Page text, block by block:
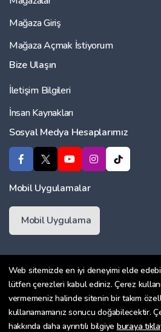
Web sitemizde en iyi deneyimi elde
lütfen çerezleri kabul ediniz. Çerez
vermemeniz halinde sitenin bir takım
kullanamamanız sonucu doğabilecektir.
hakkında daha ayrıntılı bilgiye buraya
Mağaza Giriş
Mağaza Açmak İstiyorum
Bize Ulaşın
İletişim Bilgileri
İnsan Kaynakları
Sosyal Medya Hesaplarımız
Mobil Uygulamalar
Mobil Uygulama
Üyelik
Çerez
Gizlilik